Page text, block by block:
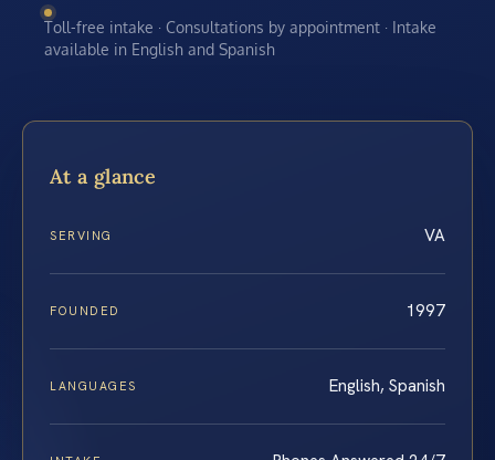
Toll-free intake · Consultations by appointment · Intake
available in English and Spanish
At a glance
SERVING VA
FOUNDED 1997
LANGUAGES English, Spanish